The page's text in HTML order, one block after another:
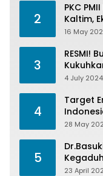
2
PKC
Kaltim,
16 May
3
RESMI!
4 July 2024
4
Target
28 May
5
Pesta
23 April